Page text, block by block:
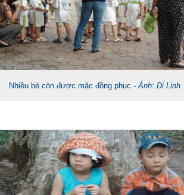
Nhiều bé còn được mặc đồng phục - Ảnh: Di Linh